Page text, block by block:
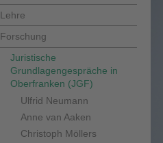
Lehre
Forschung
Juristische
Grundlagengespräche in
Oberfranken (JGF)
Ulfrid Neumann
Anne van Aaken
Christoph Möllers